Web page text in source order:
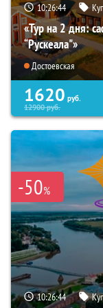
10:26:43
«Тур на 2 дня:
“Рускеала"»
Достоевская
1620 руб.
12900руб.
-50%
10:26:43